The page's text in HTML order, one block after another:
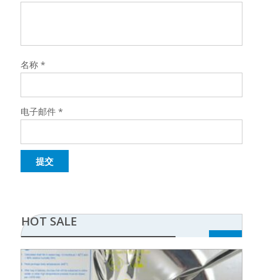
名称 *
电子邮件 *
HOT SALE